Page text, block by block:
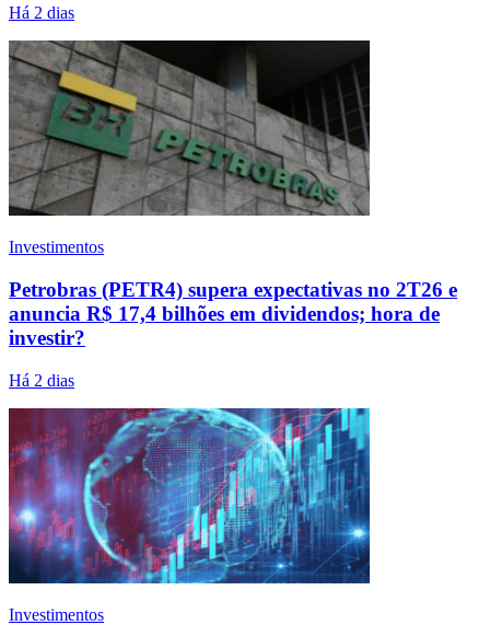
Há 2 dias
Investimentos
Petrobras (PETR4) supera expectativas no 2T26 e
anuncia R$ 17,4 bilhões em dividendos; hora de
investir?
Há 2 dias
Investimentos